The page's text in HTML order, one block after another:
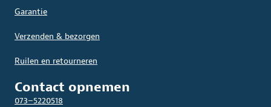
Garantie
Verzenden & bezorgen
Ruilen en retourneren
Contact opnemen
073–5220518